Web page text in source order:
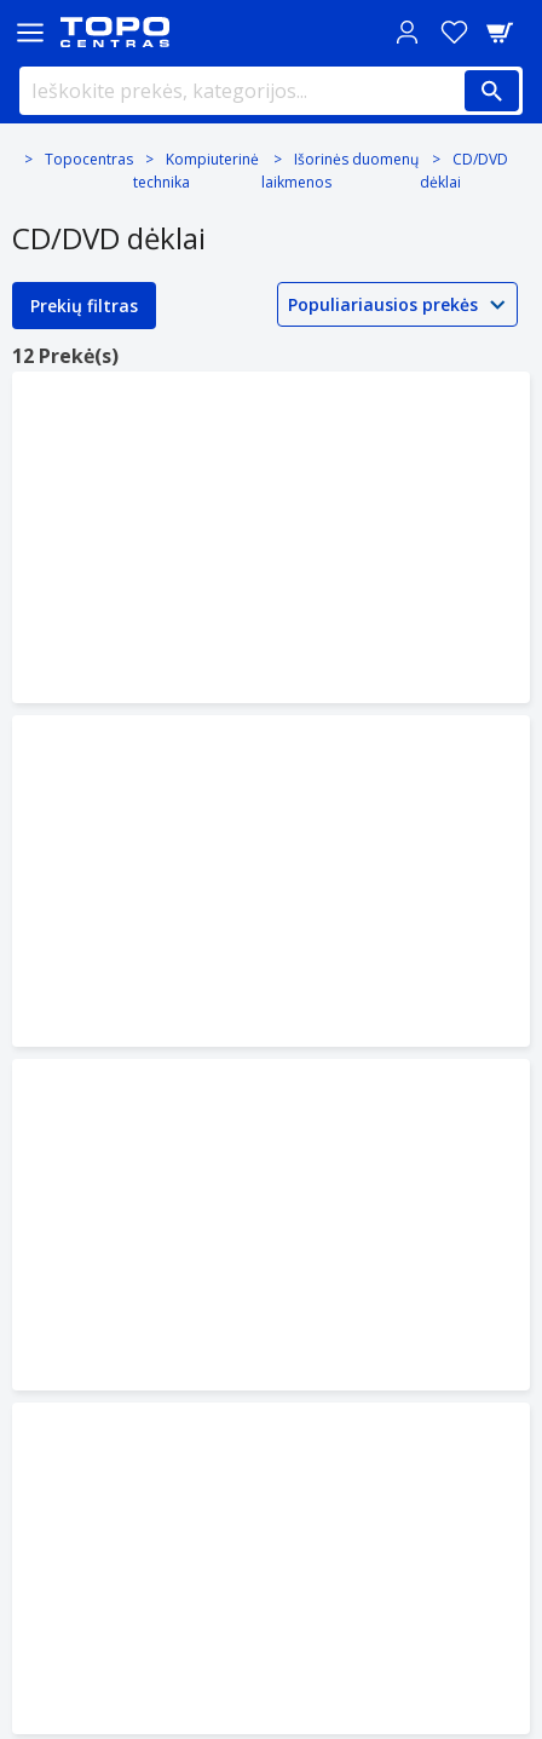
Topocentras
Kompiuterinė
technika
Išorinės duomenų
laikmenos
CD/DVD
dėklai
CD/DVD dėklai
Prekių filtras
12 Prekė(s)